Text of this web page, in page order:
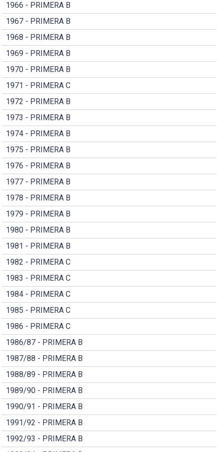
1966 - PRIMERA B
1967 - PRIMERA B
1968 - PRIMERA B
1969 - PRIMERA B
1970 - PRIMERA B
1971 - PRIMERA C
1972 - PRIMERA B
1973 - PRIMERA B
1974 - PRIMERA B
1975 - PRIMERA B
1976 - PRIMERA B
1977 - PRIMERA B
1978 - PRIMERA B
1979 - PRIMERA B
1980 - PRIMERA B
1981 - PRIMERA B
1982 - PRIMERA C
1983 - PRIMERA C
1984 - PRIMERA C
1985 - PRIMERA C
1986 - PRIMERA C
1986/87 - PRIMERA B
1987/88 - PRIMERA B
1988/89 - PRIMERA B
1989/90 - PRIMERA B
1990/91 - PRIMERA B
1991/92 - PRIMERA B
1992/93 - PRIMERA B